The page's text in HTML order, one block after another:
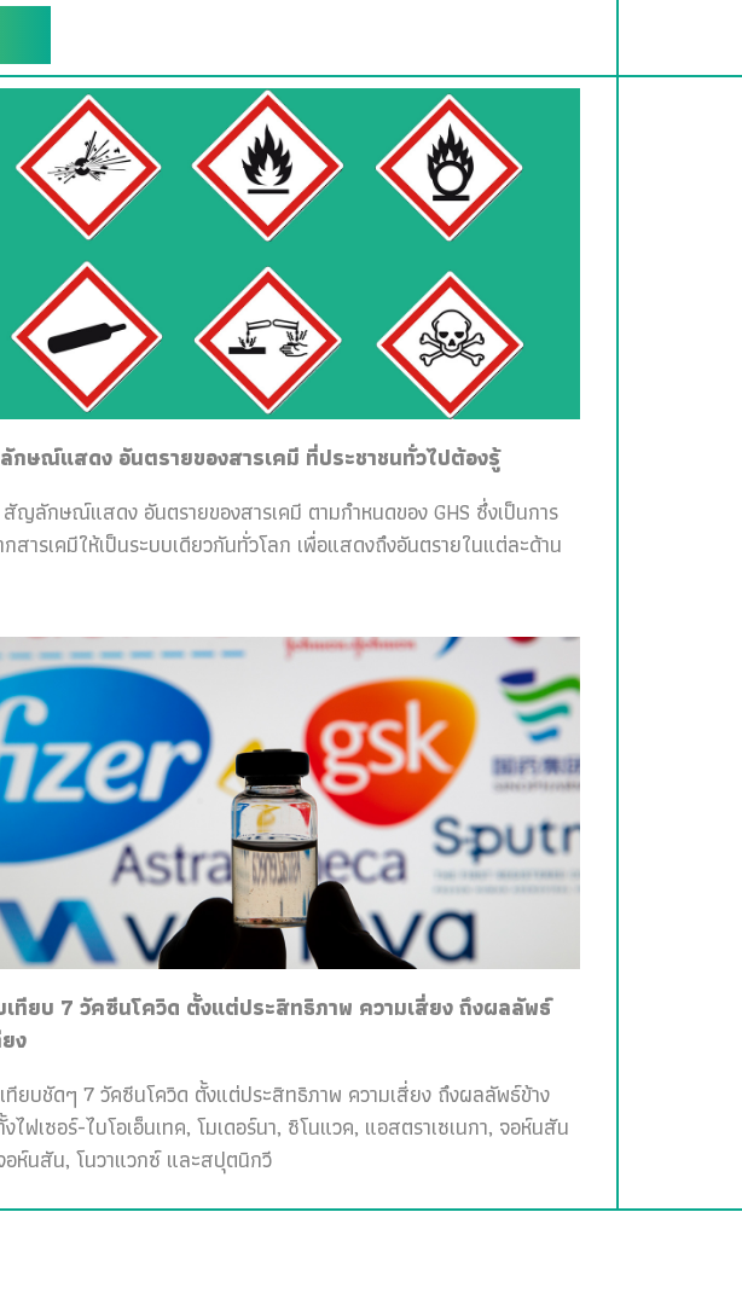
ษณ์แสดง อันตรายของสารเคมี ที่ประชาชนทั่วไปต้องรู้
ญลักษณ์แสดง อันตรายของสารเคมี ตามกำหนดของ GHS ซึ่งเป็นการ
สารเคมีให้เป็นระบบเดียวกันทั่วโลก เพื่อแสดงถึงอันตรายในแต่ละด้าน
เทียบ 7 วัคซีนโควิด ตั้งแต่ประสิทธิภาพ ความเสี่ยง ถึงผลลัพธ์
ง
ทียบชัดๆ 7 วัคซีนโควิด ตั้งแต่ประสิทธิภาพ ความเสี่ยง ถึงผลลัพธ์ข้าง
ไฟเซอร์-ไบโอเอ็นเทค, โมเดอร์นา, ซิโนแวค, แอสตราเซเนกา, จอห์นสัน
ห์นสัน, โนวาแวกซ์ และสปุตนิกวี